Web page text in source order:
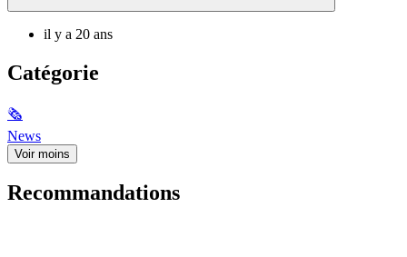
il y a 20 ans
Catégorie
🗞
News
Voir moins
Recommandations